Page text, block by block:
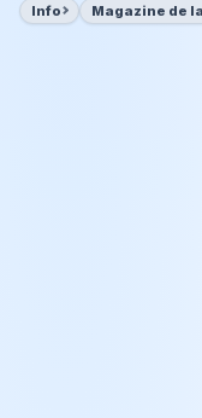
Info Magazine de